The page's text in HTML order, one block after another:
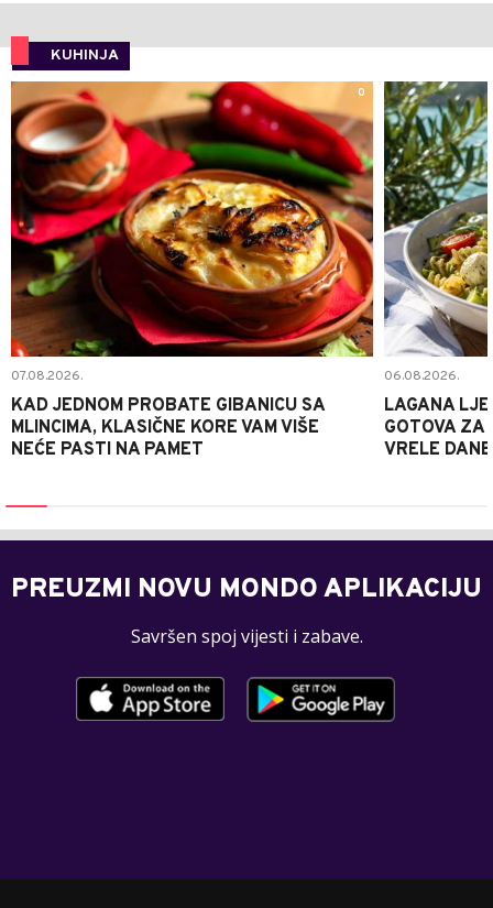
KUHINJA
0
07.08.2026.
KAD JEDNOM PROBATE GIBANICU SA
MLINCIMA, KLASIČNE KORE VAM VIŠE
NEĆE PASTI NA PAMET
06.08.2026.
LAGANA
GOTOVA ZA
VRELE DANE
PREUZMI NOVU MONDO APLIKACIJU
Savršen spoj vijesti i zabave.